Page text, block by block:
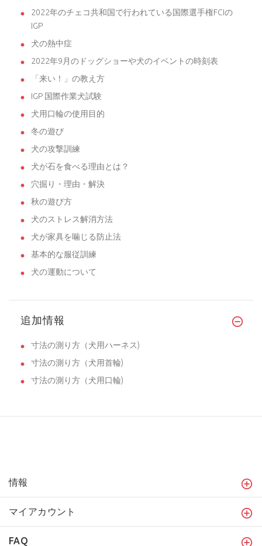
2022年のチェコ共和国で行われている国際選手権FCIの
IGP
犬の熱中症
2022年9月のドッグショーや犬のイベントの時刻表
「来い！」の教え方
IGP 国際作業犬試験
犬用口輪の使用目的
冬の遊び
犬の攻撃訓練
犬が石を食べる理由とは？
穴掘り・理由・解決
秋の遊び方
犬のストレス解消方法
犬が家具を噛じる防止法
基本的な服従訓練
犬の運動について
追加情報
寸法の測り方（犬用ハーネス)
寸法の測り方（犬用首輪)
寸法の測り方（犬用口輪)
情報
マイアカウント
FAQ